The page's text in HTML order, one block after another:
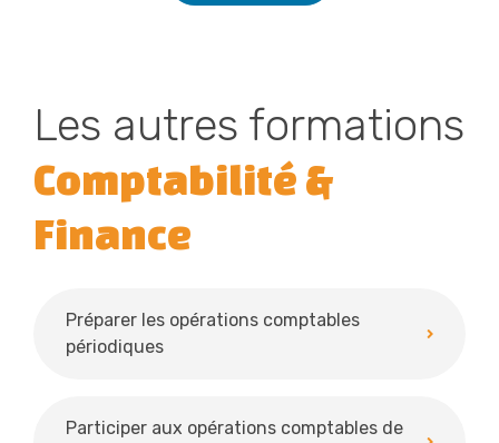
Les autres formations
Comptabilité &
Finance
Préparer les opérations comptables
périodiques
Participer aux opérations comptables de